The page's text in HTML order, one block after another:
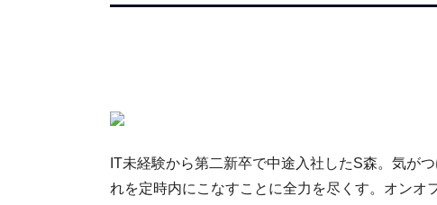
IT未経験から第二新卒で中途入社したS森。気が
れを定時内にこなすことに全力を尽くす。オン